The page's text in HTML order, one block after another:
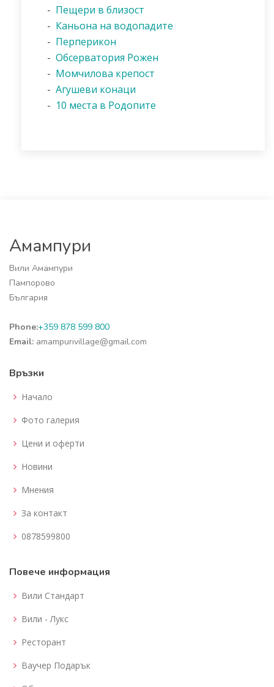
- Пещери в близост
- Каньона на водопадите
- Перперикон
- Обсерватория Рожен
- Момчилова крепост
- Агушеви конаци
- 10 места в Родопите
Амампури
Вили Амампури
Пампорово
България
Phone:+359 878 599 800
Email: amampurivillage@gmail.com
Връзки
Начало
Фото галерия
Цени и оферти
Новини
Мнения
За контакт
0878599800
Повече информация
Вили Стандарт
Вили - Лукс
Ресторант
Ваучер Подарък